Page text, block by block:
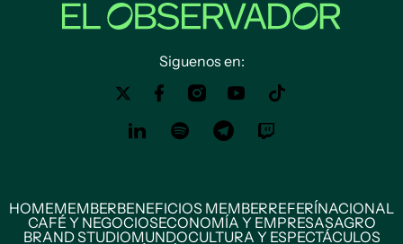
Siguenos en:
HOMEMEMBERBENEFICIOS MEMBERREFERÍNACIONAL
CAFÉ Y NEGOCIOSECONOMÍA Y EMPRESASAGRO
BRAND STUDIOMUNDOCULTURA Y ESPECTÁCULOS